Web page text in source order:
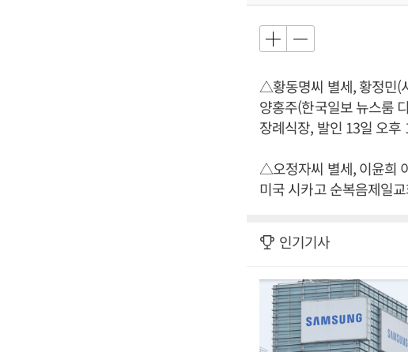
△황동명씨 별세, 황정민(
양홍주(한국일보 뉴스룸
장례식장, 발인 13일 오후
△오정자씨 별세, 이윤희
미국 시카고 순복음제일
인기기사